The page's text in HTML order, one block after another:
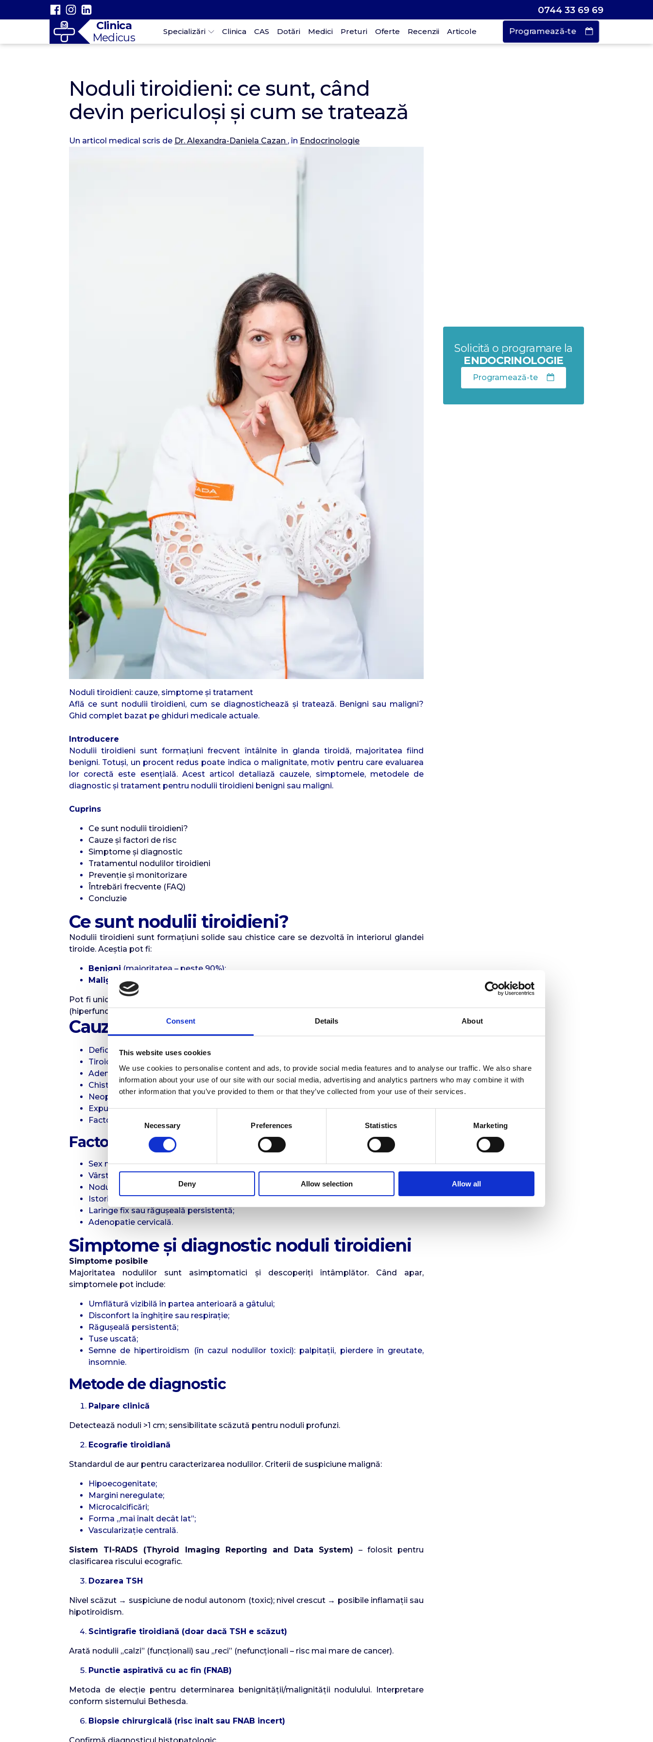
Consent Details About
This website uses cookies
We use cookies to personalise content and ads, to provide social media features and to analyse our traffic. We also share
information about your use of our site with our social media, advertising and analytics partners who may combine it with
other information that you’ve provided to them or that they’ve collected from your use of their services.
Consent
Selection
Necessary Preferences Statistics Marketing
Deny Allow selection Allow all
0744 33 69 69
Clinica
Medicus
Specializări Clinica CAS Dotări Medici Preturi Oferte Recenzii Articole Programează-te
Noduli tiroidieni: ce sunt, când
devin periculoși și cum se tratează
Un articol medical scris de Dr. Alexandra-Daniela Cazan , în Endocrinologie
Noduli tiroidieni: cauze, simptome și tratament
Află ce sunt nodulii tiroidieni, cum se diagnostichează și tratează. Benigni sau maligni?
Ghid complet bazat pe ghiduri medicale actuale.
Introducere
Nodulii tiroidieni sunt formațiuni frecvent întâlnite în glanda tiroidă, majoritatea fiind
benigni. Totuși, un procent redus poate indica o malignitate, motiv pentru care evaluarea
lor corectă este esențială. Acest articol detaliază cauzele, simptomele, metodele de
diagnostic și tratament pentru nodulii tiroidieni benigni sau maligni.
Cuprins
Ce sunt nodulii tiroidieni?
Cauze și factori de risc
Simptome și diagnostic
Tratamentul nodulilor tiroidieni
Prevenție și monitorizare
Întrebări frecvente (FAQ)
Concluzie
Ce sunt nodulii tiroidieni?
Nodulii tiroidieni sunt formațiuni solide sau chistice care se dezvoltă în interiorul glandei
tiroide. Aceștia pot fi:
Benigni (majoritatea – peste 90%);
Maligni
(carcinom tiroidian papilar, folicular, medular sau anaplazic).
Pot fi unici (solitari) sau multipli, și varia în dimensiuni, consistență și activitate funcțională
(hiperfuncționali sau „calzi”, normofuncționali sau „reci”).
Cauze noduli tiroidieni
Deficit de iod (în special în zone endemice);
Tiroidita Hashimoto;
Adenom folicular;
Chisturi coloidale;
Neoplazii tiroidiene (papilare, foliculare, medulare, anaplazice);
Expunerea la radiații ionizante în copilărie;
Factori genetici (ex. sindromul Cowden, MEN 2A și 2B).
Factori de risc pentru malignitate:
Sex masculin;
Vârsta <20 sau >60 ani;
Nodul dur, fix, cu creștere rapidă;
Istoric familial de cancer tiroidian;
Laringe fix sau răgușeală persistentă;
Adenopatie cervicală.
Simptome și diagnostic noduli tiroidieni
Simptome posibile
Majoritatea nodulilor sunt asimptomatici și descoperiți întâmplător. Când apar,
simptomele pot include:
Umflătură vizibilă în partea anterioară a gâtului;
Disconfort la înghițire sau respirație;
Răgușeală persistentă;
Tuse uscată;
Semne de hipertiroidism (în cazul nodulilor toxici): palpitații, pierdere în greutate,
insomnie.
Metode de diagnostic
Palpare clinică
Detectează noduli >1 cm; sensibilitate scăzută pentru noduli profunzi.
Ecografie tiroidiană
Standardul de aur pentru caracterizarea nodulilor. Criterii de suspiciune malignă:
Hipoecogenitate;
Margini neregulate;
Microcalcificări;
Forma „mai înalt decât lat”;
Vascularizație centrală.
Sistem TI-RADS (Thyroid Imaging Reporting and Data System) – folosit pentru
clasificarea riscului ecografic.
Dozarea TSH
Nivel scăzut → suspiciune de nodul autonom (toxic); nivel crescut → posibile inflamații sau
hipotiroidism.
Scintigrafie tiroidiană (doar dacă TSH e scăzut)
Arată nodulii „calzi” (funcționali) sau „reci” (nefuncționali – risc mai mare de cancer).
Punctie aspirativă cu ac fin (FNAB)
Metoda de elecție pentru determinarea benignității/malignității nodulului. Interpretare
conform sistemului Bethesda.
Biopsie chirurgicală (risc înalt sau FNAB incert)
Solicită o programare la
ENDOCRINOLOGIE
Programează-te